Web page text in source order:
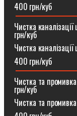
400 грн/куб
Чистка
грн/куб
Чистка каналізації
400 грн/куб
Чистка та
грн/куб
Чистка та